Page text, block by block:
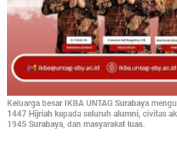
Keluarga besar IKBA UNTAG Surabaya
1447 Hijriah kepada seluruh alumni, civitas
1945 Surabaya, dan masyarakat luas.